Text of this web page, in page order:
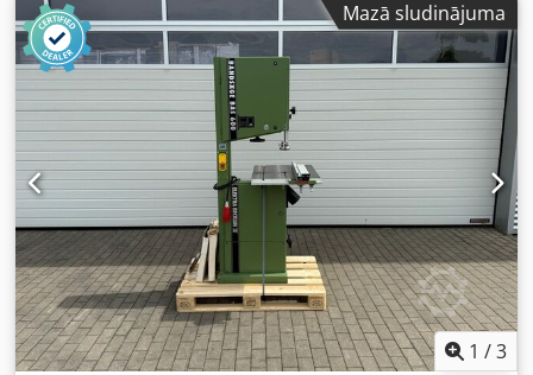
jauda kW 15 (zirgspēki 20) Nosūkšanas pārsegi skaits 2 Ø
120, 1 Ø 100 Saspiestā gaisa patēriņš (riteņu bremzes un
padeves ierīces rullīša atvēršana) bar 6 Cjdpfoglfv Dsx
Agyerf Neto svars kg 880 Dedoubleur Padeves lentes
augstums mm 300 Lentes atdures garums mm 750 Rullīša
diametrs mm 160 Maks. ruļļa atvērums pie asmens mm
200 Maks. atdures atvērums pie asmens mm 200
Bezpakāpju padeves ātrums m/min 0-30
Mazā sludinājuma
1 /3